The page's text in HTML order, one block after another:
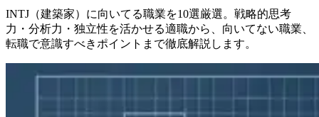
INTJ（建築家）に向いてる職業を10選厳選。戦略的思考
力・分析力・独立性を活かせる適職から、向いてない職業、
転職で意識すべきポイントまで徹底解説します。